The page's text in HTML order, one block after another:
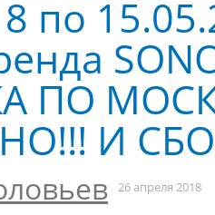
по
ПО
И
26 апреля 2018